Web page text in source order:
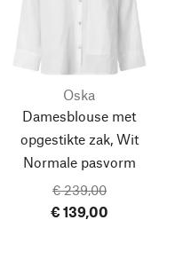
Oska
Damesblouse met
opgestikte zak, Wit
Normale pasvorm
€ 239,00
€ 139,00